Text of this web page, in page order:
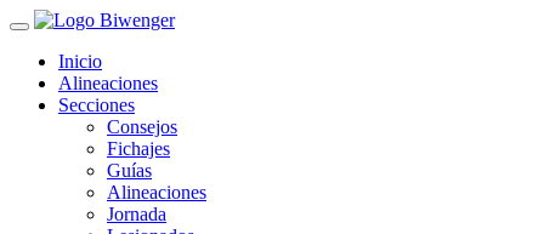
Inicio
Alineaciones
Secciones
Consejos
Fichajes
Guías
Alineaciones
Jornada